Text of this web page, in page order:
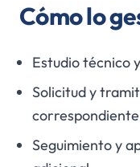
Cómo lo
Estudio técnico
Solicitud y
correspondiente
Seguimiento y